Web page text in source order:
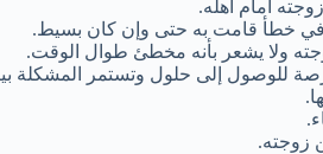
أمام أهله.
في خطأ قامت به حتى وإن كان بسيط.
ولا يشعر بأنه مخطئ طوال الوقت.
للوصول إلى حلول وتستمر المشكلة
زوجته.